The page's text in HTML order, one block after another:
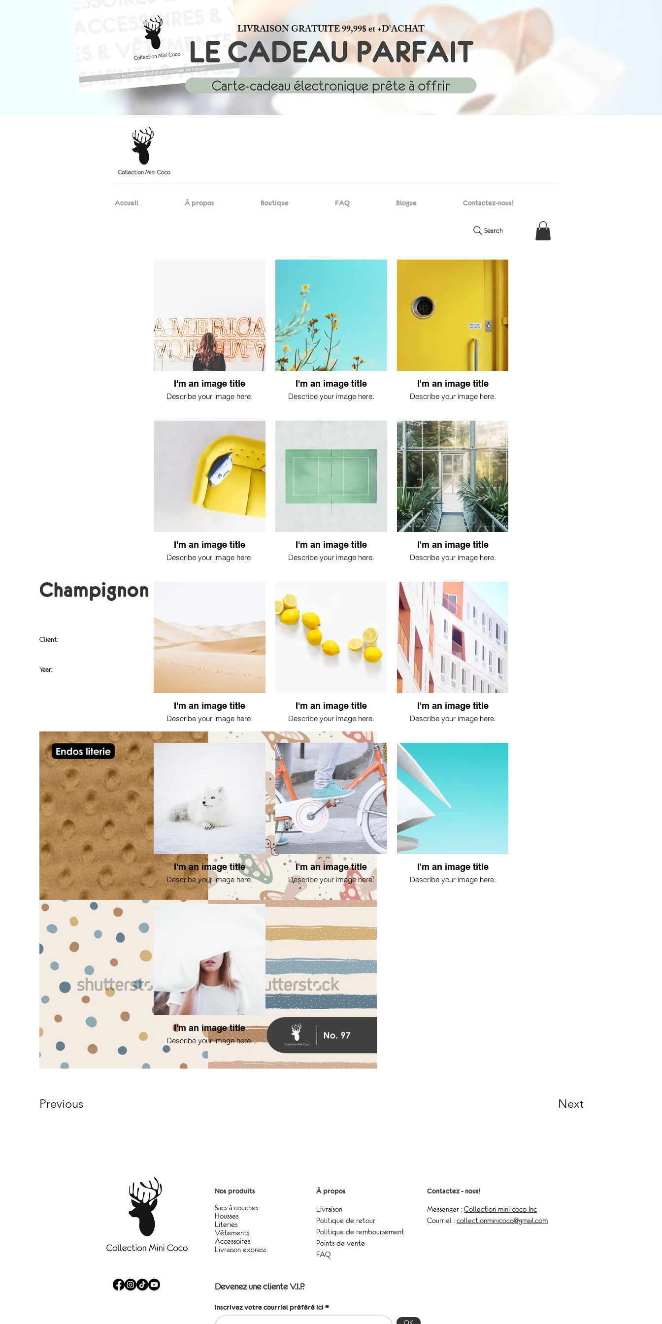
LIVRAISON GRATUITE 99,99$ et +D'ACHAT
Accueil À propos Boutique FAQ Blogue Contactez-nous!
Search
Champignon mignon
Client:
Year:
Champignon
Previous Next
I'm an image title
Describe your image here.
I'm an image title
Describe your image here.
I'm an image title
Describe your image here.
I'm an image title
Describe your image here.
I'm an image title
Describe your image here.
I'm an image title
Describe your image here.
I'm an image title
Describe your image here.
I'm an image title
Describe your image here.
I'm an image title
Describe your image here.
I'm an image title
Describe your image here.
I'm an image title
Describe your image here.
I'm an image title
Describe your image here.
I'm an image title
Describe your image here.
Nos produits
Sacs à couches
Housses
Literies
Vêtements
Accessoires
Livraison express
À propos
Livraison
Politique de retour
Politique de remboursement
Points de vente
FAQ
Contactez - nous!
Messenger : Collection mini coco Inc
Courriel : collectionminicoco@gmail.com
Devenez une cliente V.I.P.
Inscrivez votre courriel préféré ici